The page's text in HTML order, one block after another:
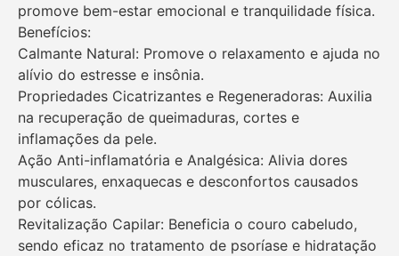
promove bem-estar emocional e tranquilidade física.
Benefícios:
Calmante Natural: Promove o relaxamento e ajuda no
alívio do estresse e insônia.
Propriedades Cicatrizantes e Regeneradoras: Auxilia
na recuperação de queimaduras, cortes e
inflamações da pele.
Ação Anti-inflamatória e Analgésica: Alivia dores
musculares, enxaquecas e desconfortos causados
por cólicas.
Revitalização Capilar: Beneficia o couro cabeludo,
sendo eficaz no tratamento de psoríase e hidratação